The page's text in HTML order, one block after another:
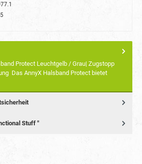
Protect Leuchtgelb / Grau| Zugstopp
Das AnnyX Halsband Protect bietet
Stuff "